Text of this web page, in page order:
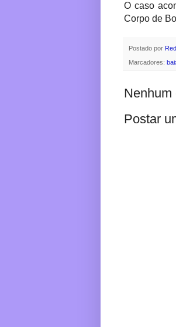
O caso
Corpo de
Postado por
Marcadores:
Nenhum
Postar